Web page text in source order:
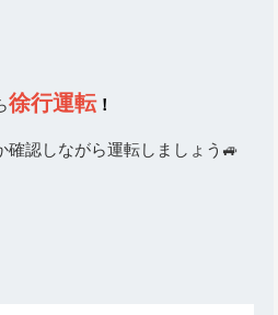
徐行運転！
確認しながら運転しましょう🚙